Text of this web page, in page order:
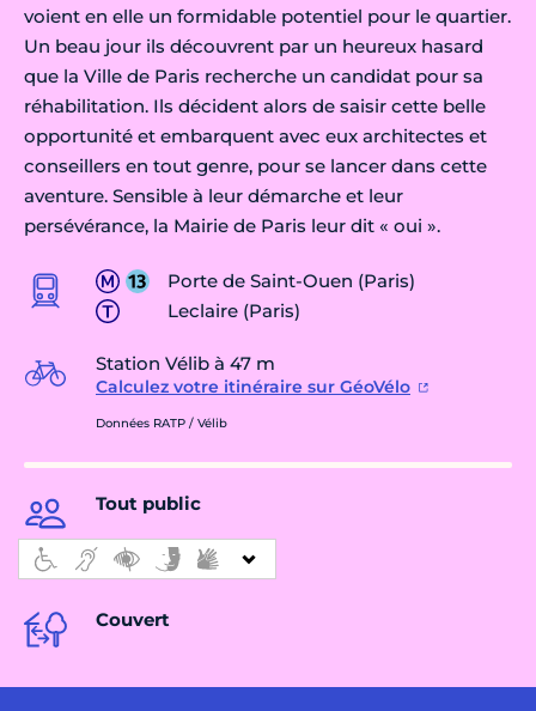
voient en elle un formidable potentiel pour le quartier.
Un beau jour ils découvrent par un heureux hasard
que la Ville de Paris recherche un candidat pour sa
réhabilitation. Ils décident alors de saisir cette belle
opportunité et embarquent avec eux architectes et
conseillers en tout genre, pour se lancer dans cette
aventure. Sensible à leur démarche et leur
persévérance, la Mairie de Paris leur dit « oui ».
Porte de Saint-Ouen (Paris)
Leclaire (Paris)
Station Vélib à 47 m
Calculez votre itinéraire sur GéoVélo
Données RATP / Vélib
Tout public
Couvert